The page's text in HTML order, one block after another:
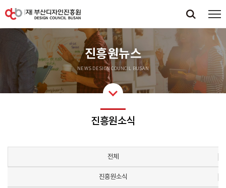
진흥원뉴스
NEWS DESIGN COUNCIL BUSAN
진흥원소식
전체
진흥원소식